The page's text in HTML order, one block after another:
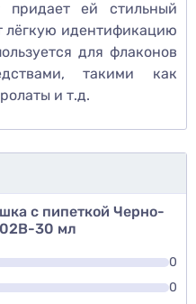
придает ей стильный
лёгкую идентификацию
для флаконов
такими как
и т.д.
с пипеткой Черно-
30 мл
0
0